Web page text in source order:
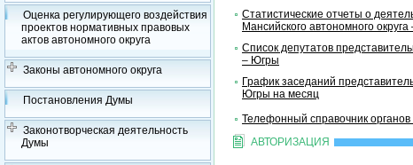
Оценка регулирующего воздействия
проектов нормативных правовых
актов автономного округа
Законы автономного округа
Постановления Думы
Законотворческая деятельность
Думы
Статистические отчеты о
Мансийского автономного
Список депутатов
– Югры
График заседаний
Югры на месяц
Телефонный справочник органов
АВТОРИЗАЦИЯ